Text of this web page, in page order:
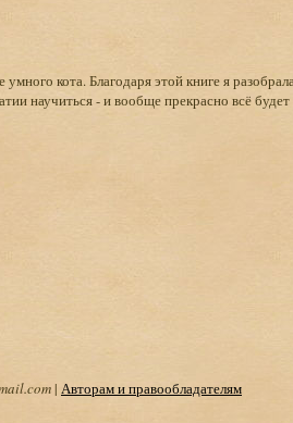
кота. Благодаря этой книге я
научиться - и вообще прекрасно всё будет
| Авторам и правообладателям